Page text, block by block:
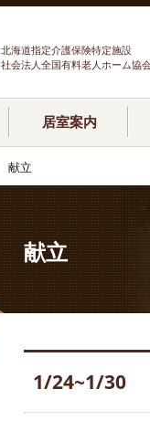
北海道指定介護保険特定施設
社会法人全国有料老人ホーム協
居室案内
献立
献立
1/24~1/30